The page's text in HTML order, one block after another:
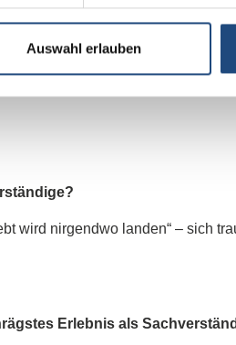
Auswahl erlauben
wird nirgendwo landen“ – sich
Erlebnis als